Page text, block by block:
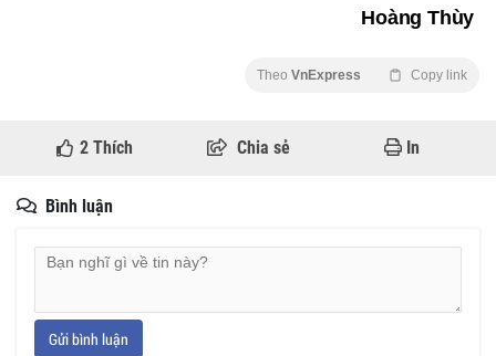
Hoàng Thùy
Theo VnExpress Copy link
2Thích Chia sẻ In
Bình luận
Gửi bình luận